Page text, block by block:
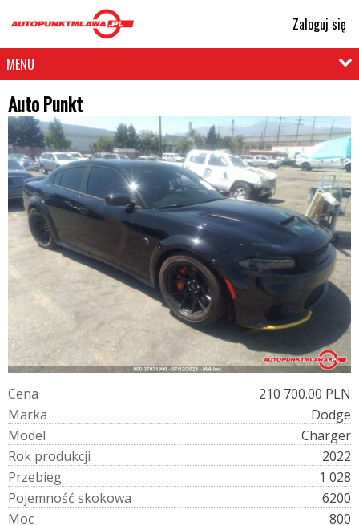
Zaloguj się
MENU
Auto Punkt
Cena
210 700.00 PLN
Marka
Dodge
Model
Charger
Rok produkcji
2022
Przebieg
1 028
Pojemność skokowa
6200
Moc
800